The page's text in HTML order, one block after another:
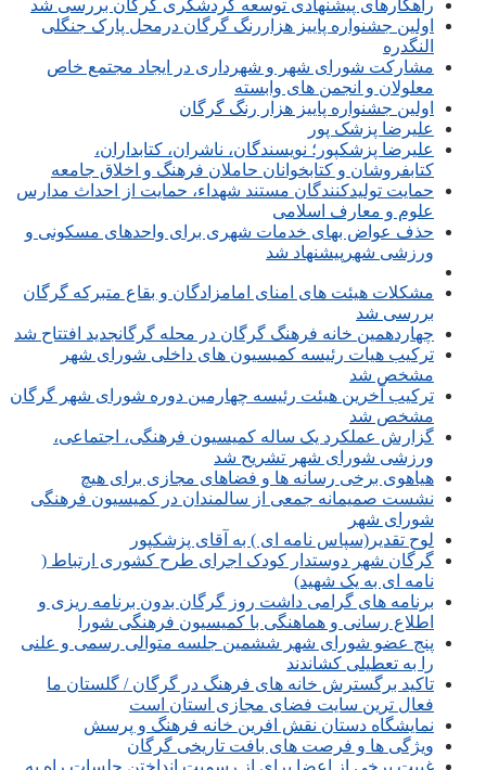
راهکارهای پیشنهادی توسعه گردشگری گرگان بررسی شد
اولین جشنواره پاییز هزاررنگ گرگان درمحل پارک جنگلی
النگدره
مشارکت شورای شهر و شهرداری در ایجاد مجتمع خاص
معلولان و انجمن های وابسته
اولین جشنواره پاییز هزار رنگ گرگان
علیرضا پزشک پور
علیرضا پزشکپور؛ نویسندگان، ناشران، کتابداران،
کتابفروشان و کتابخوانان حاملان فرهنگ و اخلاق جامعه
حمایت تولیدکنندگان مستند شهداء، حمایت از احداث مدارس
علوم و معارف اسلامی
حذف عواض بهای خدمات شهری برای واحدهای مسکونی و
ورزشی شهرپیشنهاد شد
مشکلات هیئت های امنای امامزادگان و بقاع متبرکه گرگان
بررسی شد
چهاردهمین خانه فرهنگ گرگان در محله گرگانجدید افتتاح شد
ترکیب هیات رئیسه کمیسیون های داخلی شورای شهر
مشخص شد
ترکیب آخرین هیئت رئیسه چهارمین دوره شورای شهر گرگان
مشخص شد
گزارش عملکرد یک ساله کمیسیون فرهنگی، اجتماعی،
ورزشی شورای شهر تشریح شد
هیاهوی برخی رسانه ها و فضاهای مجازی برای هیچ
نشست صمیمانه جمعی از سالمندان در کمیسیون فرهنگی
شورای شهر
لوح تقدیر(سپاس نامه ای ) به آقای پزشکپور
گرگان شهر دوستدار کودک اجرای طرح کشوری ارتباط (
نامه ای به یک شهید)
برنامه های گرامی داشت روز گرگان بدون برنامه ریزی و
اطلاع رسانی و هماهنگی با کمیسیون فرهنگی شورا
پنج عضو شورای شهر ششمین جلسه متوالی رسمی و علنی
را به تعطیلی کشاندند
تاکید برگسترش خانه های فرهنگ در گرگان / گلستان ما
فعال ترین سایت فضای مجازی استان است
نمایشگاه دستان نقش افرین خانه فرهنگ و پرسش
ویژگی ها و فرصت های بافت تاریخی گرگان
غیبت برخی از اعضا برای از رسمیت انداختن جلسات راه به